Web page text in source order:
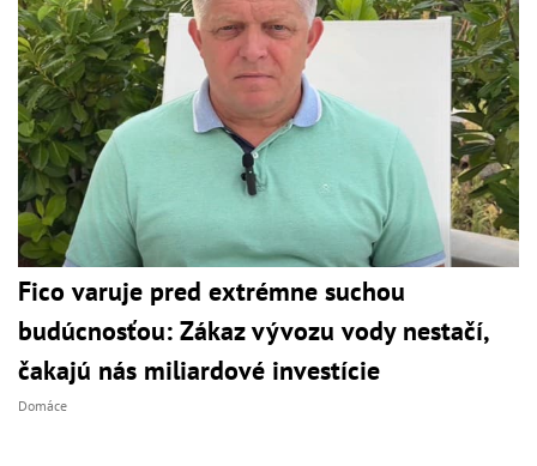
Fico varuje pred extrémne suchou
budúcnosťou: Zákaz vývozu vody nestačí,
čakajú nás miliardové investície
Domáce